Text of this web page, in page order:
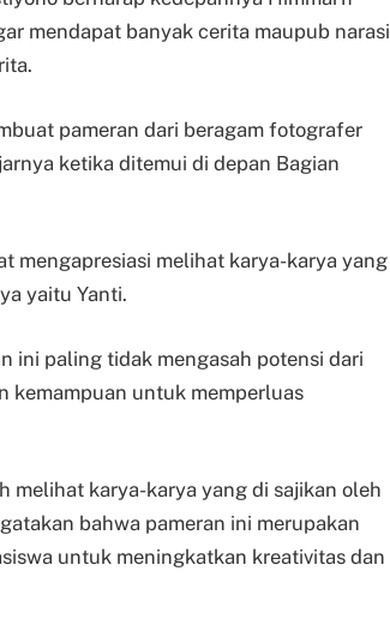
mendapat banyak cerita maupub narasi
pameran dari beragam fotografer
ketika ditemui di depan Bagian
mengapresiasi melihat karya-karya yang
yaitu Yanti.
ini paling tidak mengasah potensi dari
kemampuan untuk memperluas
melihat karya-karya yang di sajikan oleh
bahwa pameran ini merupakan
untuk meningkatkan kreativitas dan